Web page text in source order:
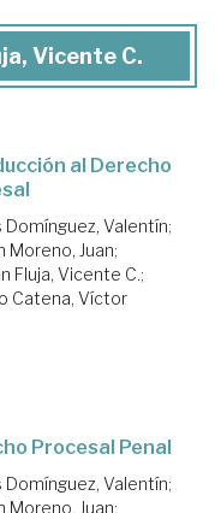
Vicente C.
al Derecho
Valentín;
Moreno, Juan;
Fluja, Vicente C.;
Catena, Víctor
Procesal Penal
Valentín;
Moreno, Juan;